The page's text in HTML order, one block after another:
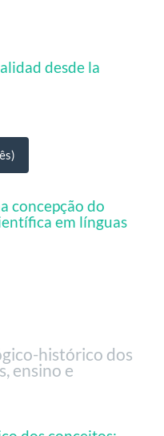
desde la
concepção do
em línguas
histórico dos
ensino e